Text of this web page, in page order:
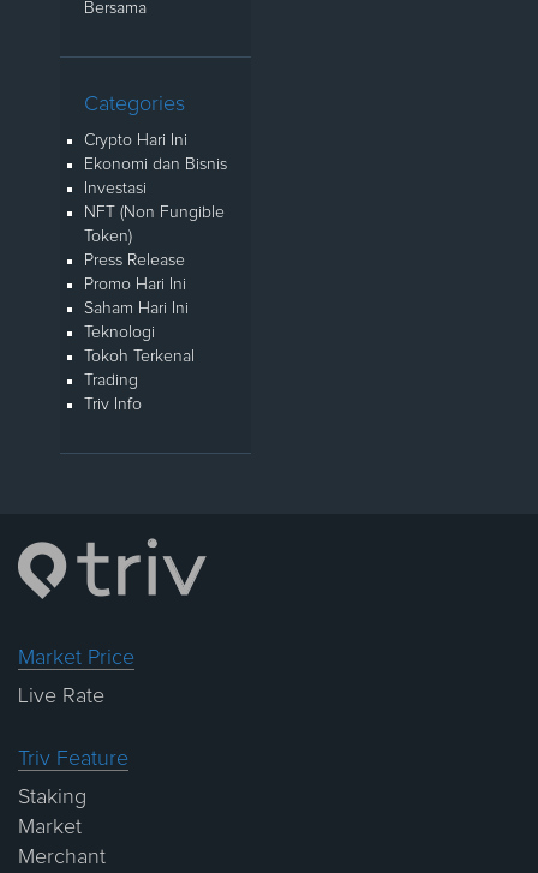
Bersama
Categories
Crypto Hari Ini
Ekonomi dan Bisnis
Investasi
NFT (Non Fungible
Token)
Press Release
Promo Hari Ini
Saham Hari Ini
Teknologi
Tokoh Terkenal
Trading
Triv Info
Market Price
Live Rate
Triv Feature
Staking
Market
Merchant